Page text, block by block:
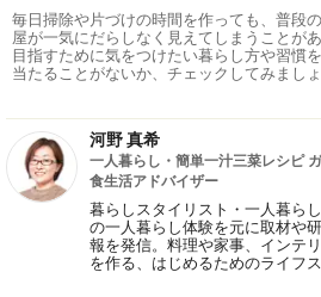
毎日掃除や片づけの時間を作っても、普段
屋が一気にだらしなく見えてしまうことが
目指すために気をつけたい暮らし方や習慣
当たることがないか、チェックしてみましょ
河野 真希
一人暮らし・簡単一汁三菜レシピ
食生活アドバイザー
暮らしスタイリスト・一人暮ら
の一人暮らし体験を元に取材や
報を発信。料理や家事、インテ
を作る、はじめるためのライフ